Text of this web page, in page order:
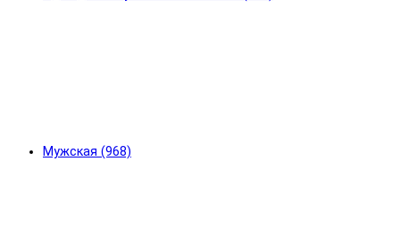
Мужская (968)